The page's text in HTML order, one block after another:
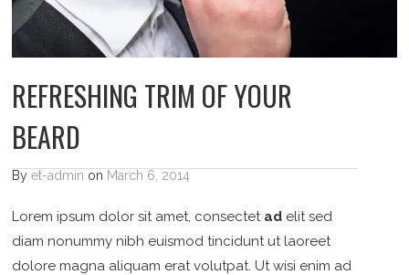
REFRESHING TRIM OF YOUR
BEARD
Byet-admin on March 6, 2014
Lorem ipsum dolor sit amet, consectet ad elit sed
diam nonummy nibh euismod tincidunt ut laoreet
dolore magna aliquam erat volutpat. Ut wisi enim ad